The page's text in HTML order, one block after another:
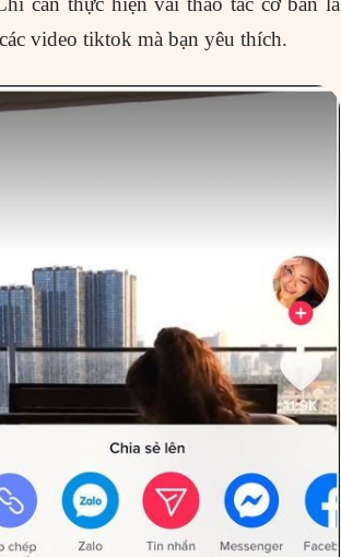
video tiktok mà bạn yêu thích.